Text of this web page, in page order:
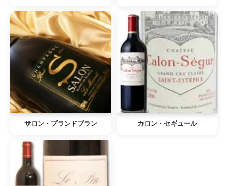
サロン・ブランドブラン カロン・セギュール